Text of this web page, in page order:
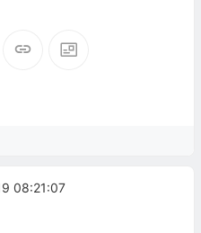
08:21:07